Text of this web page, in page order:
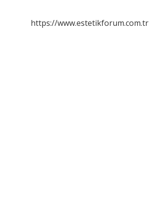
https://www.estetikforum.com.tr